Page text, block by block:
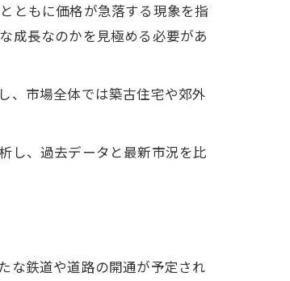
ともに価格が急落する現象を指
成長なのかを見極める必要があ
、市場全体では築古住宅や郊外
し、過去データと最新市況を比
な鉄道や道路の開通が予定され